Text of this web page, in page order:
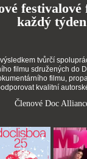
každý týden
tvůrčí
filmu sdružených do
filmu,
kvalitní
Členové Doc